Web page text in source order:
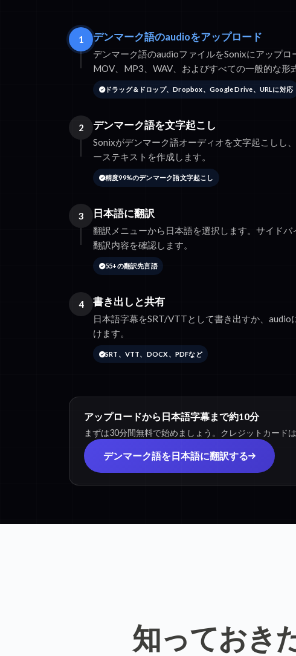
1 デンマーク語のaudioをアップロード
デンマーク語のaudioファイルをSonixにアップロ
MOV、MP3、WAV、およびすべての一般的な形
ドラッグ＆ドロップ、Dropbox、Google Drive、URLに対応
2 デンマーク語を文字起こし
Sonixがデンマーク語オーディオを文字起こしし
ーステキストを作成します。
精度99%のデンマーク語文字起こし
3 日本語に翻訳
翻訳メニューから日本語を選択します。サイド
翻訳内容を確認します。
55+の翻訳先言語
4 書き出しと共有
日本語字幕をSRT/VTTとして書き出すか、audio
けます。
SRT、VTT、DOCX、PDFなど
アップロードから日本語字幕まで約10分
まずは30分間無料で始めましょう。クレジットカードは
デンマーク語を日本語に翻訳する
知っておき